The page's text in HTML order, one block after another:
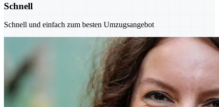
Schnell
Schnell und einfach zum besten Umzugsangebot